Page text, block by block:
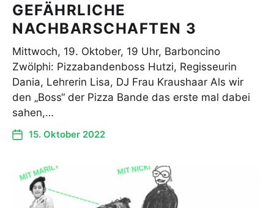
GEFÄHRLICHE
NACHBARSCHAFTEN 3
Mittwoch, 19. Oktober, 19 Uhr, Barboncino
Zwölphi: Pizzabandenboss Hutzi, Regisseurin
Dania, Lehrerin Lisa, DJ Frau Kraushaar Als wir
den „Boss“ der Pizza Bande das erste mal dabei
sahen,…
15. Oktober 2022